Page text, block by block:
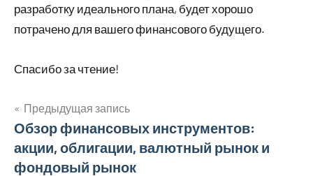
разработку идеального плана, будет хорошо
потрачено для вашего финансового будущего.
Спасибо за чтение!
Навигация
по
Предыдущая запись
Обзор финансовых инструментов:
акции, облигации, валютный рынок и
фондовый рынок